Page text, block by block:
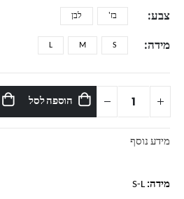
צבע בז' לבן
מידה S
M
L
הוספה לסל
מידע נוסף
מידה: S-L